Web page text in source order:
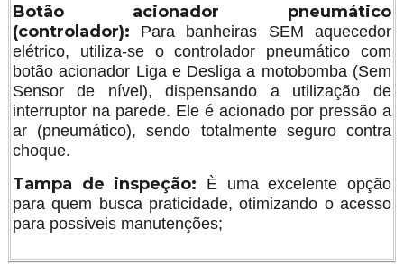
Botão acionador pneumático
(controlador): Para banheiras SEM aquecedor
elétrico, utiliza-se o controlador pneumático com
botão acionador Liga e Desliga a motobomba (Sem
Sensor de nível), dispensando a utilização de
interruptor na parede. Ele é acionado por pressão a
ar (pneumático), sendo totalmente seguro contra
choque.
Tampa de inspeção: È uma excelente opção
para quem busca praticidade, otimizando o acesso
para possiveis manutenções;